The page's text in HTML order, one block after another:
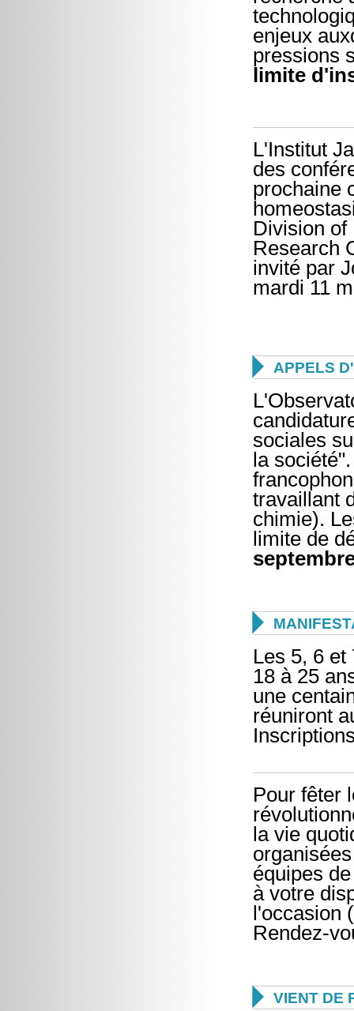
enjeux
pressions
limite
L'Institut
des
prochaine
Division of
Research
invité par
mardi 11
 APPELS
sociales
la
travaillant
chimie).
limite de

Les 5, 6 et
18 à 25
une
réuniront
Pour fêter
la vie
équipes
à votre
l'occasion
Rendez-
 VIENT DE